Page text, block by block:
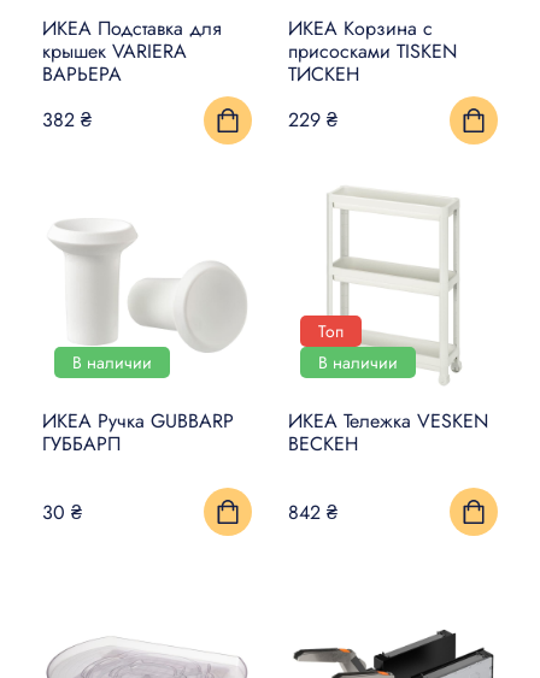
ИКЕА Подставка для
крышек VARIERA
ВАРЬЕРА
382 ₴
ИКЕА Корзина с
присосками TISKEN
ТИСКЕН
229 ₴
В наличии
ИКЕА Ручка GUBBARP
ГУББАРП
30 ₴
Топ
В наличии
ИКЕА Тележка VESKEN
ВЕСКЕН
842 ₴